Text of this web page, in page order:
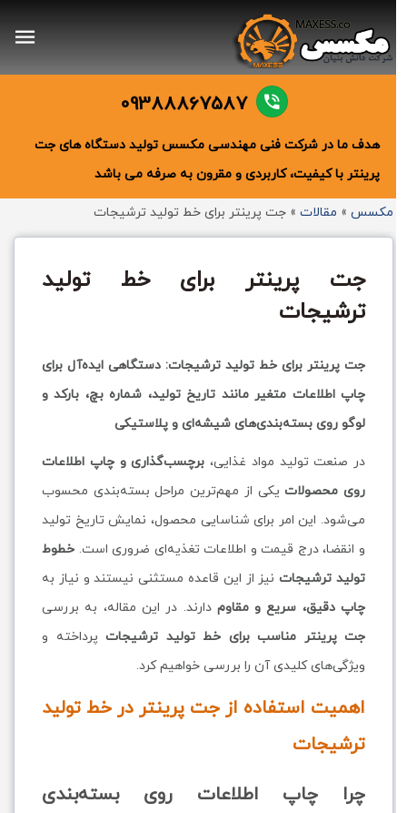
09388867587
هدف ما در شرکت فنی مهندسی مکسس تولید دستگاه های جت
پرینتر با کیفیت، کاربردی و مقرون به صرفه می باشد
مکسس» مقالات» جت پرینتر برای خط تولید ترشیجات
جت پرینتر برای خط تولید
ترشیجات
جت پرینتر برای خط تولید ترشیجات: دستگاهی ایده‌آل برای
چاپ اطلاعات متغیر مانند تاریخ تولید، شماره بچ، بارکد و
لوگو روی بسته‌بندی‌های شیشه‌ای و پلاستیکی
در صنعت تولید مواد غذایی،برچسب‌گذاری و چاپ اطلاعات
روی محصولاتیکی از مهم‌ترین مراحل بسته‌بندی محسوب
می‌شود. این امر برای شناسایی محصول، نمایش تاریخ تولید
و انقضا، درج قیمت و اطلاعات تغذیه‌ای ضروری است.خطوط
تولید ترشیجاتنیز از این قاعده مستثنی نیستند و نیاز به
چاپ دقیق، سریع و مقاومدارند. در این مقاله، به بررسی
جت پرینتر مناسب برای خط تولید ترشیجاتپرداخته و
ویژگی‌های کلیدی آن را بررسی خواهیم کرد.
اهمیت استفاده از جت پرینتر در خط تولید
ترشیجات
چرا چاپ اطلاعات روی بسته‌بندی